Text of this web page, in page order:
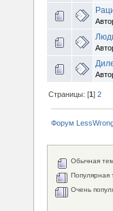
Страницы: [1]2
Форум
Обычная
Популярная
Очень